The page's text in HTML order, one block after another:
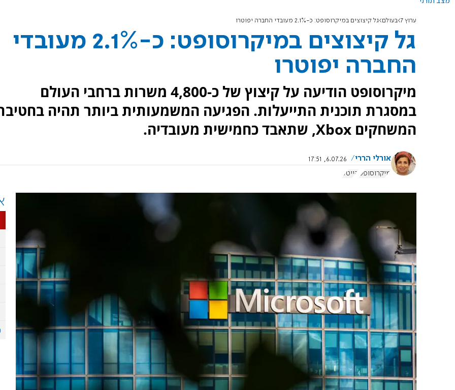
ערוץ 7 בעולם גל קיצוצים במיקרוסופט: כ-2.1% מעובדי החברה יפוטרו
גל קיצוצים במיקרוסופט: כ-2.1% מעובדי
החברה יפוטרו
מיקרוסופט הודיעה על קיצוץ של כ-4,800 משרות ברחבי העולם
במסגרת תוכנית התייעלות. הפגיעה המשמעותית ביותר תהיה
המשחקים Xbox, שתאבד כחמישית מעובדיה.
אורלי הררי
6.07.26, 17:51
מיקרוסופט הייטק